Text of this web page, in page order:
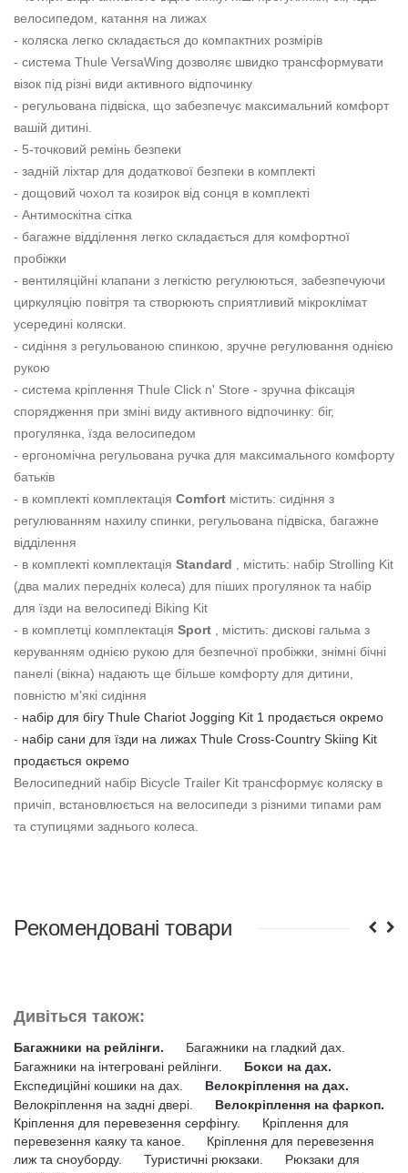
велосипедом, катання на лижах
- коляска легко складається до компактних розмірів
- система Thule VersaWing дозволяє швидко трансформувати
візок під різні види активного відпочинку
- регульована підвіска, що забезпечує максимальний комфорт
вашій дитині.
- 5-точковий ремінь безпеки
- задній ліхтар для додаткової безпеки в комплекті
- дощовий чохол та козирок від сонця в комплекті
- Антимоскітна сітка
- багажне відділення легко складається для комфортної
пробіжки
- вентиляційні клапани з легкістю регулюються, забезпечуючи
циркуляцію повітря та створюють сприятливий мікроклімат
усередині коляски.
- сидіння з регульованою спинкою, зручне регулювання однією
рукою
- система кріплення Thule Click n' Store - зручна фіксація
спорядження при зміні виду активного відпочинку: біг,
прогулянка, їзда велосипедом
- ергономічна регульована ручка для максимального комфорту
батьків
- в комплекті комплектація Comfort містить: сидіння з
регулюванням нахилу спинки, регульована підвіска, багажне
відділення
- в комплекті комплектація Standard , містить: набір Strolling Kit
(два малих передніх колеса) для піших прогулянок та набір
для їзди на велосипеді Biking Kit
- в комплетці комплектація Sport , містить: дискові гальма з
керуванням однією рукою для безпечної пробіжки, знімні бічні
панелі (вікна) надають ще більше комфорту для дитини,
повністю м'які сидіння
- набір для бігу Thule Chariot Jogging Kit 1 продається окремо
- набір сани для їзди на лижах Thule Cross-Country Skiing Kit
продається окремо
Велосипедний набір Bicycle Trailer Kit трансформує коляску в
причіп, встановлюється на велосипеди з різними типами рам
та ступицями заднього колеса.
Рекомендовані товари
Дивіться також:
Багажники на рейлінги.
Багажники на гладкий дах.
Багажники на інтегровані рейлінги.
Бокси на дах.
Експедиційні кошики на дах.
Велокріплення на дах.
Велокріплення на задні двері.
Велокріплення на фаркоп.
Кріплення для перевезення серфінгу.
Кріплення для
перевезення каяку та каное.
Кріплення для перевезення
лиж та сноуборду.
Туристичні рюкзаки.
Рюкзаки для